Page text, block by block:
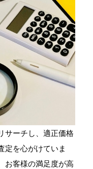
サーチし、適正価格
定を心がけていま
お客様の満足度が高